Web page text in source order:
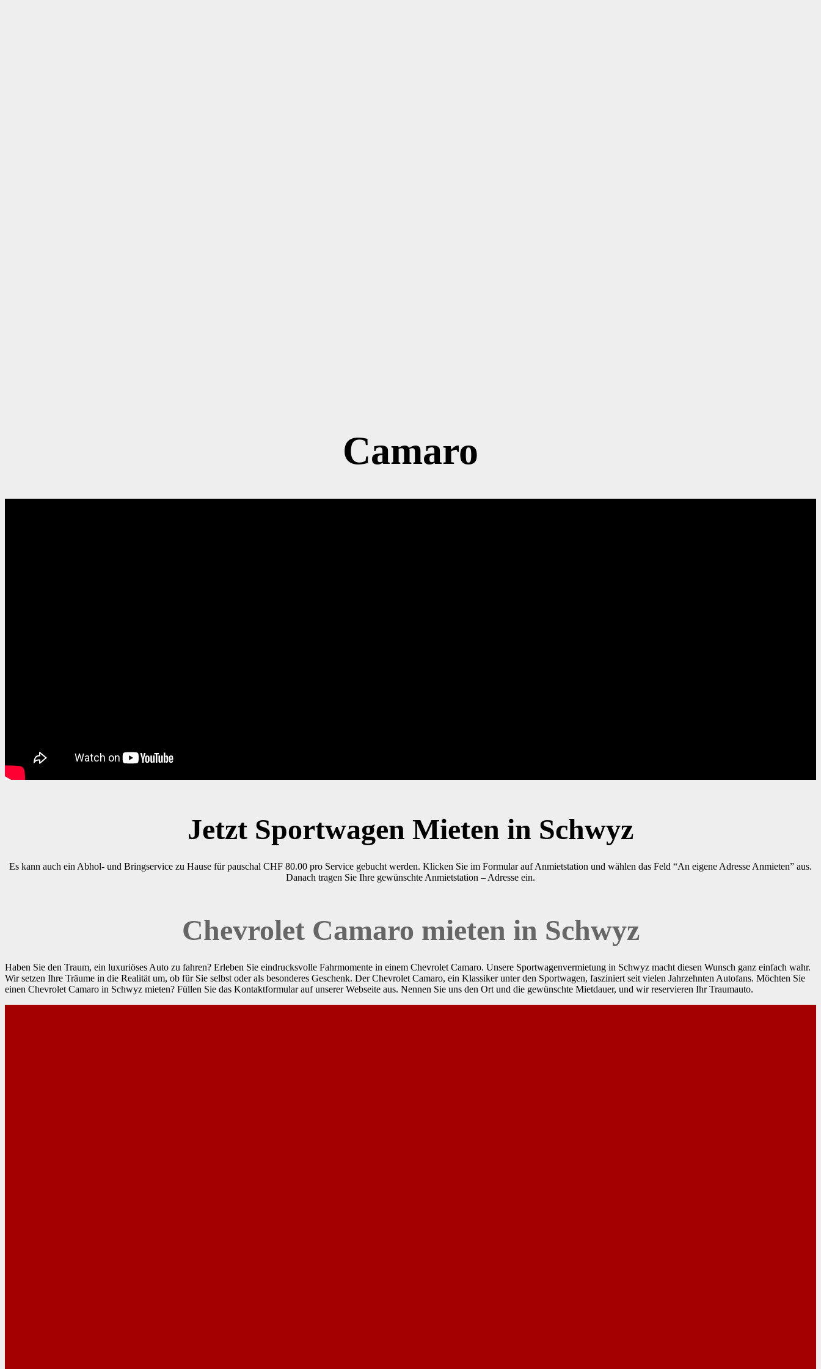
Camaro
Jetzt Sportwagen Mieten in Schwyz
Es kann auch ein Abhol- und Bringservice zu Hause für pauschal CHF 80.00 pro Service gebucht werden. Klicken Sie im Formular auf Anmietstation und wählen das Feld “An eigene Adresse Anmieten” aus.
Danach tragen Sie Ihre gewünschte Anmietstation – Adresse ein.
Chevrolet Camaro mieten in Schwyz
Haben Sie den Traum, ein luxuriöses Auto zu fahren? Erleben Sie eindrucksvolle Fahrmomente in einem Chevrolet Camaro. Unsere Sportwagenvermietung in Schwyz macht diesen Wunsch ganz einfach wahr.
Wir setzen Ihre Träume in die Realität um, ob für Sie selbst oder als besonderes Geschenk. Der Chevrolet Camaro, ein Klassiker unter den Sportwagen, fasziniert seit vielen Jahrzehnten Autofans. Möchten Sie
einen Chevrolet Camaro in Schwyz mieten? Füllen Sie das Kontaktformular auf unserer Webseite aus. Nennen Sie uns den Ort und die gewünschte Mietdauer, und wir reservieren Ihr Traumauto.